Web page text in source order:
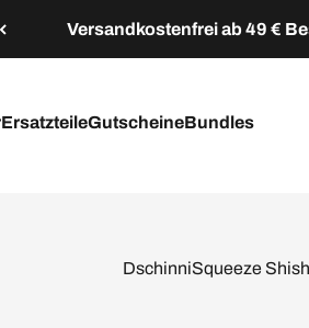
Versandkostenfrei ab 49 €
ErsatzteileGutscheineBundles
DschinniSqueeze